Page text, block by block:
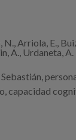
N., Arriola, E.,
A., Urdaneta, A.
Sebastián,
, capacidad